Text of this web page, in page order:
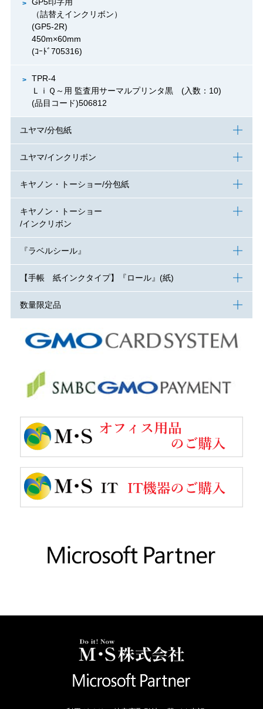
GP5印字用
（詰替えインクリボン）
(GP5-2R)
450m×60mm
(ｺｰﾄﾞ705316)
TPR-4
ＬｉＱ～用 監査用サーマルプリンタ黒 (入数：10)
(品目コード)506812
ユヤマ/分包紙
ユヤマ/インクリボン
キヤノン・トーショー/分包紙
キヤノン・トーショー
/インクリボン
『ラベルシール』
【手帳 紙インクタイプ】『ロール』(紙)
数量限定品